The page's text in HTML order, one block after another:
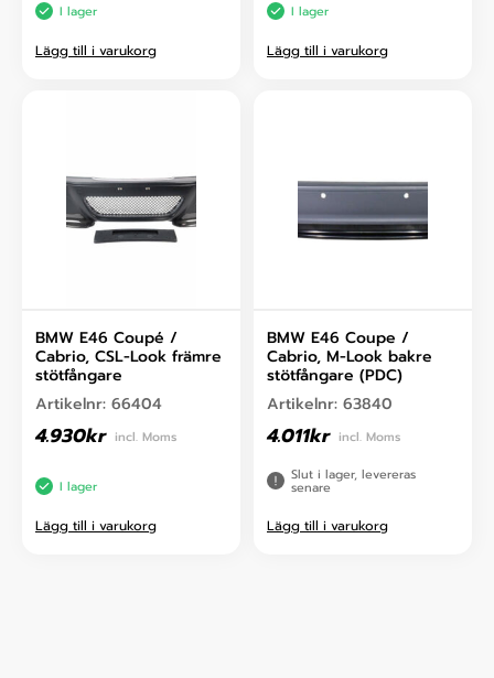
I lager
Lägg till i varukorg
I lager
Lägg till i varukorg
BMW E46 Coupé /
Cabrio, CSL-Look främre
stötfångare
Artikelnr: 66404
4.930kr incl. Moms
I lager
Lägg till i varukorg
BMW E46 Coupe /
Cabrio, M-Look bakre
stötfångare (PDC)
Artikelnr: 63840
4.011kr incl. Moms
Slut i lager, levereras
senare
Lägg till i varukorg